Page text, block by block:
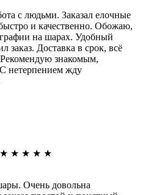
с людьми. Заказал елочные
и качественно. Обожаю,
на шарах. Удобный
заказ. Доставка в срок, всё
знакомым,
нетерпением жду
★ ★ ★ ★ ★
Очень довольна